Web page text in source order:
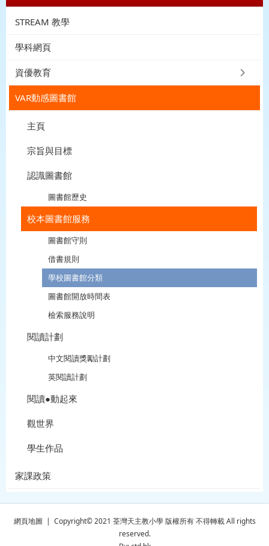
STREAM 教學
學科網頁
資優教育
VAR動感圖書館
主頁
宗旨與目標
認識圖書館
圖書館歷史
校本圖書館服務
圖書館守則
借書規則
學校圖書館分類
圖書館開放時間表
檢索服務說明
閱讀計劃
中文閱讀獎勵計劃
英閱讀計劃
閱讀●動起來
觀世界
學生作品
家課政策
網頁地圖 | Copyright© 2021 荃灣天主教小學 版權所有 不得轉載 All rights
reserved.